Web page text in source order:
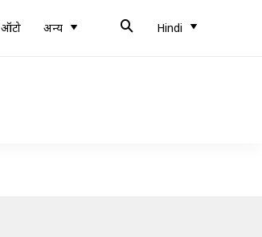
ऑटो अन्य Hindi